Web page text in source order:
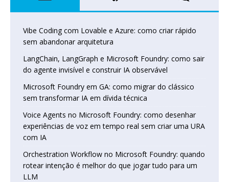
Vibe Coding com Lovable e Azure: como criar rápido
sem abandonar arquitetura
LangChain, LangGraph e Microsoft Foundry: como sair
do agente invisível e construir IA observável
Microsoft Foundry em GA: como migrar do clássico
sem transformar IA em dívida técnica
Voice Agents no Microsoft Foundry: como desenhar
experiências de voz em tempo real sem criar uma URA
com IA
Orchestration Workflow no Microsoft Foundry: quando
rotear intenção é melhor do que jogar tudo para um
LLM